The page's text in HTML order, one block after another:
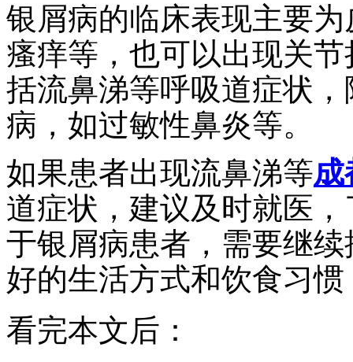
银屑病的临床表现主要
瘙痒等，也可以出现关
括流鼻涕等呼吸道症状
病，如过敏性鼻炎等。
如果患者出现流鼻涕等成
道症状，建议及时就医
于银屑病患者，需要继
好的生活方式和饮食习
看完本文后：